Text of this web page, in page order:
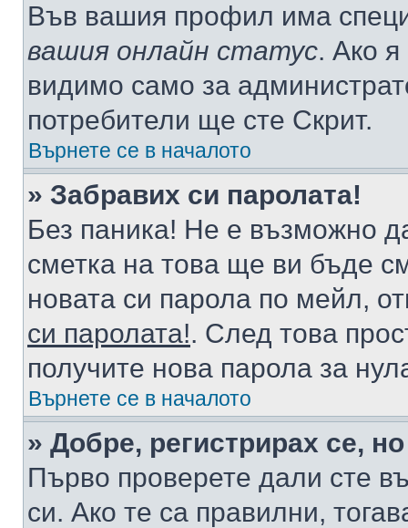
Във вашия профил има
вашия онлайн статус. Ако
видимо само за
потребители ще сте Скрит.
Върнете се в началото
» Забравих си паролата!
Без паника! Не е възможно
сметка на това ще ви бъде
новата си парола по мейл,
си паролата!. След това
получите нова парола за
Върнете се в началото
» Добре, регистрирах се,
Първо проверете дали сте
си. Ако те са правилни,